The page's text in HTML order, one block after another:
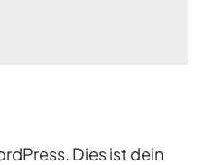
Dies ist dein